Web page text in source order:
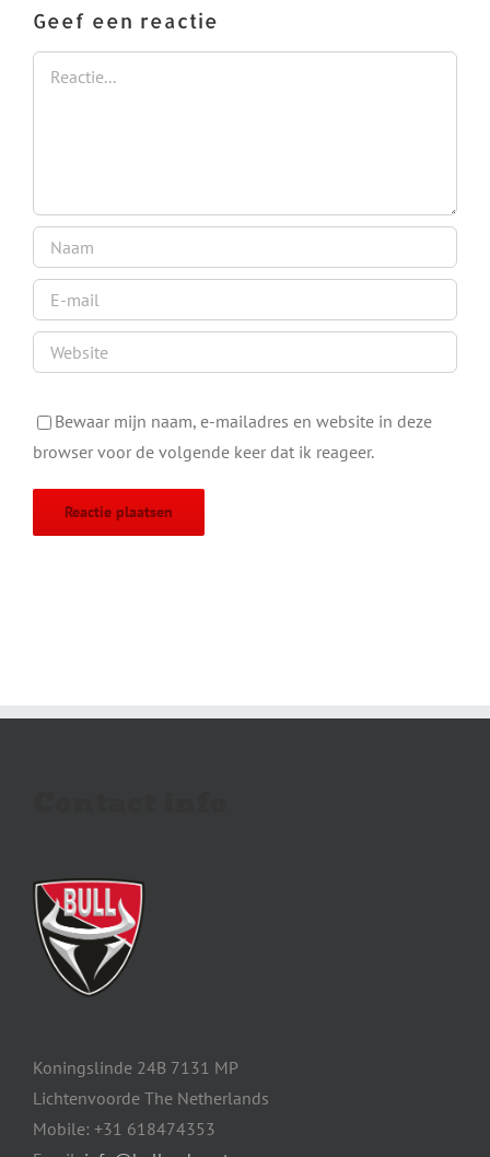
Geef een reactie
Bewaar mijn naam, e-mailadres en website in deze
browser voor de volgende keer dat ik reageer.
Koningslinde 24B 7131 MP
Lichtenvoorde The Netherlands
Mobile: +31 618474353